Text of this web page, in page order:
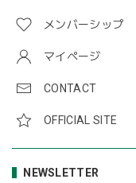
メンバーシップ
マイページ
CONTACT
OFFICIAL SITE
NEWSLETTER